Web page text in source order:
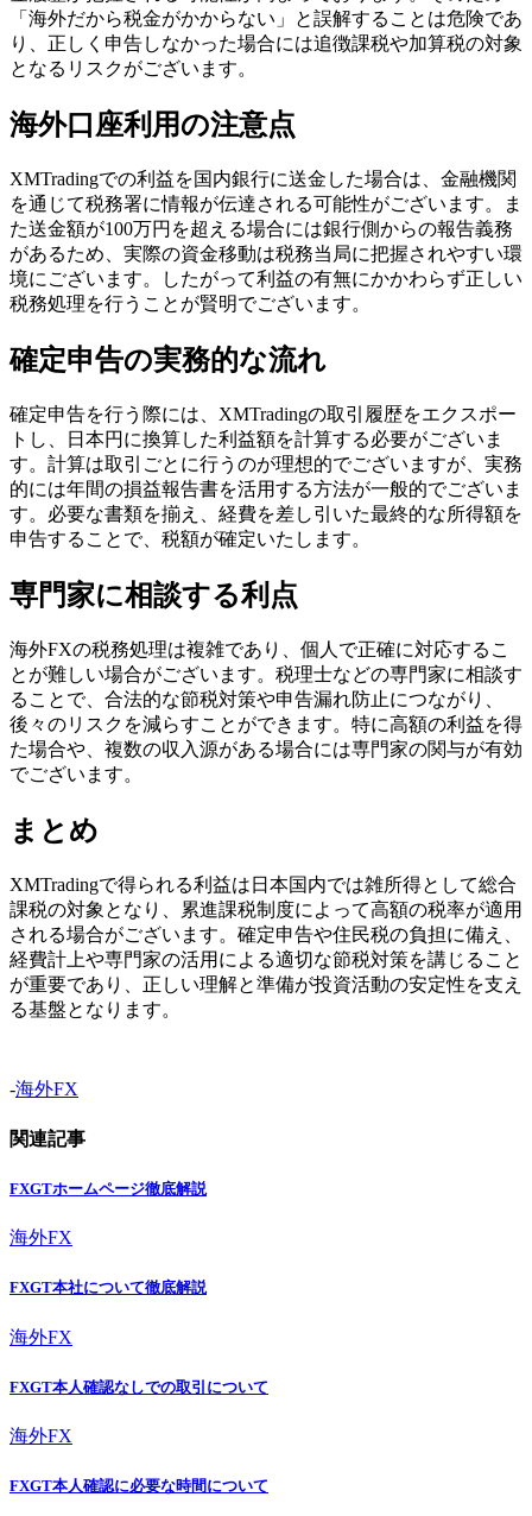
「海外だから税金がかからない」と誤解することは危険であ
り、正しく申告しなかった場合には追徴課税や加算税の対象
となるリスクがございます。
海外口座利用の注意点
XMTradingでの利益を国内銀行に送金した場合は、金融機関
を通じて税務署に情報が伝達される可能性がございます。ま
た送金額が100万円を超える場合には銀行側からの報告義務
があるため、実際の資金移動は税務当局に把握されやすい環
境にございます。したがって利益の有無にかかわらず正しい
税務処理を行うことが賢明でございます。
確定申告の実務的な流れ
確定申告を行う際には、XMTradingの取引履歴をエクスポー
トし、日本円に換算した利益額を計算する必要がございま
す。計算は取引ごとに行うのが理想的でございますが、実務
的には年間の損益報告書を活用する方法が一般的でございま
す。必要な書類を揃え、経費を差し引いた最終的な所得額を
申告することで、税額が確定いたします。
専門家に相談する利点
海外FXの税務処理は複雑であり、個人で正確に対応するこ
とが難しい場合がございます。税理士などの専門家に相談す
ることで、合法的な節税対策や申告漏れ防止につながり、
後々のリスクを減らすことができます。特に高額の利益を得
た場合や、複数の収入源がある場合には専門家の関与が有効
でございます。
まとめ
XMTradingで得られる利益は日本国内では雑所得として総合
課税の対象となり、累進課税制度によって高額の税率が適用
される場合がございます。確定申告や住民税の負担に備え、
経費計上や専門家の活用による適切な節税対策を講じること
が重要であり、正しい理解と準備が投資活動の安定性を支え
る基盤となります。
-海外FX
関連記事
FXGTホームページ徹底解説
海外FX
FXGT本社について徹底解説
海外FX
FXGT本人確認なしでの取引について
海外FX
FXGT本人確認に必要な時間について